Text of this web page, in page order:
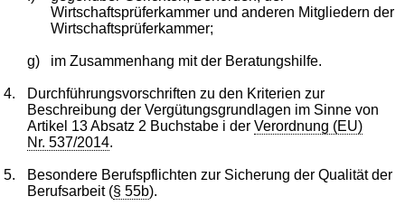
Wirtschaftsprüferkammer und anderen Mitgliedern der
Wirtschaftsprüferkammer;
g) im Zusammenhang mit der Beratungshilfe.
4.
Durchführungsvorschriften zu den Kriterien zur
Beschreibung der Vergütungsgrundlagen im Sinne von
Artikel 13 Absatz 2 Buchstabe i derVerordnung (EU)
Nr. 537/2014.
5.
Besondere Berufspflichten zur Sicherung der Qualität der
Berufsarbeit (§ 55b).